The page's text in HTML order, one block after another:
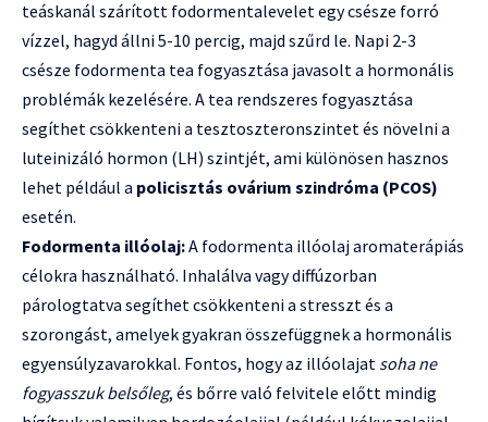
teáskanál szárított fodormentalevelet egy csésze forró
vízzel, hagyd állni 5-10 percig, majd szűrd le. Napi 2-3
csésze fodormenta tea fogyasztása javasolt a hormonális
problémák kezelésére. A tea rendszeres fogyasztása
segíthet csökkenteni a tesztoszteronszintet és növelni a
luteinizáló hormon (LH) szintjét, ami különösen hasznos
lehet például a policisztás ovárium szindróma (PCOS)
esetén.
Fodormenta illóolaj:A fodormenta illóolaj aromaterápiás
célokra használható. Inhalálva vagy diffúzorban
párologtatva segíthet csökkenteni a stresszt és a
szorongást, amelyek gyakran összefüggnek a hormonális
egyensúlyzavarokkal. Fontos, hogy az illóolajat soha ne
fogyasszuk belsőleg, és bőrre való felvitele előtt mindig